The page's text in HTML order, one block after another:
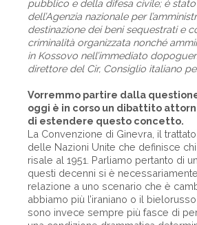
pubblico e della difesa civile; è
dell’Agenzia nazionale per
destinazione dei beni sequestrati e
criminalità organizzata nonché
in Kossovo nell’immediato
direttore del Cir, Consiglio italiano
Vorremmo partire dalla
oggi è in corso un dibattito
di estendere questo concetto.
La Convenzione di Ginevra, il
delle Nazioni Unite che definisce chi
risale al 1951. Parliamo pertanto di
questi decenni si è
relazione a uno scenario che è
abbiamo più l’iraniano o il
sono invece sempre più fasce di